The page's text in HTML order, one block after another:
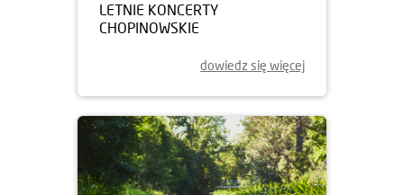
LETNIE KONCERTY
CHOPINOWSKIE
dowiedz się więcej